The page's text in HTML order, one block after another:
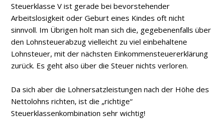
Steuerklasse V ist gerade bei bevorstehender
Arbeitslosigkeit oder Geburt eines Kindes oft nicht
sinnvoll. Im Übrigen holt man sich die, gegebenenfalls über
den Lohnsteuerabzug vielleicht zu viel einbehaltene
Lohnsteuer, mit der nächsten Einkommensteuererklärung
zurück. Es geht also über die Steuer nichts verloren.
Da sich aber die Lohnersatzleistungen nach der Höhe des
Nettolohns richten, ist die „richtige“
Steuerklassenkombination sehr wichtig!